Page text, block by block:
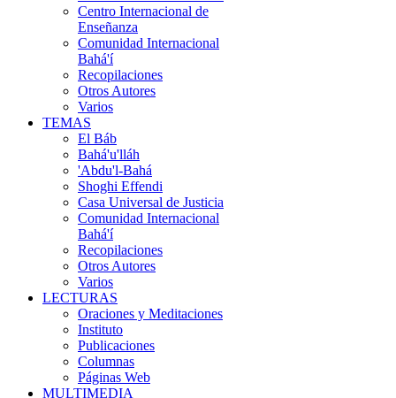
Centro Internacional de
Enseñanza
Comunidad Internacional
Bahá'í
Recopilaciones
Otros Autores
Varios
TEMAS
El Báb
Bahá'u'lláh
'Abdu'l-Bahá
Shoghi Effendi
Casa Universal de Justicia
Comunidad Internacional
Bahá'í
Recopilaciones
Otros Autores
Varios
LECTURAS
Oraciones y Meditaciones
Instituto
Publicaciones
Columnas
Páginas Web
MULTIMEDIA